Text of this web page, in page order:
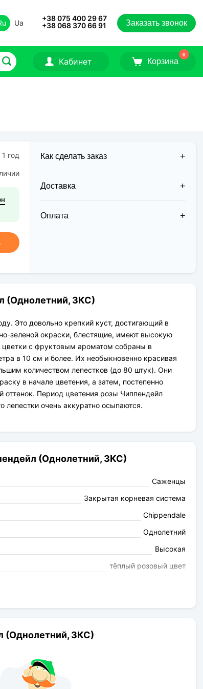
Ua
+38 075 400 29 67
+38 068 370 66 91
Заказать звонок
Кабинет Корзина
0
год Как сделать заказ
Доставка
осуществляется двумя курьерскими
службами:
Оплата
(Однолетний, ЗКС)
Это довольно крепкий куст, достигающий в
зеленой окраски, блестящие, имеют высокую
цветки с фруктовым ароматом собраны в
в 10 см и более. Их необыкновенно красивая
количеством лепестков (до 80 штук). Они
в начале цветения, а затем, постепенно
оттенок. Период цветения розы Чиппендейл
лепестки очень аккуратно осыпаются.
(Однолетний, ЗКС)
Саженцы
Закрытая корневая система
Chippendale
Однолетний
Высокая
тёплый розовый цвет
(Однолетний, ЗКС)